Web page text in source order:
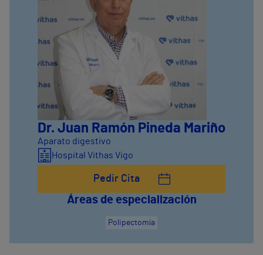
Dr. Juan Ramón Pineda Mariño
Aparato digestivo
Hospital Vithas Vigo
Pedir Cita
Áreas de especialización
Polipectomía